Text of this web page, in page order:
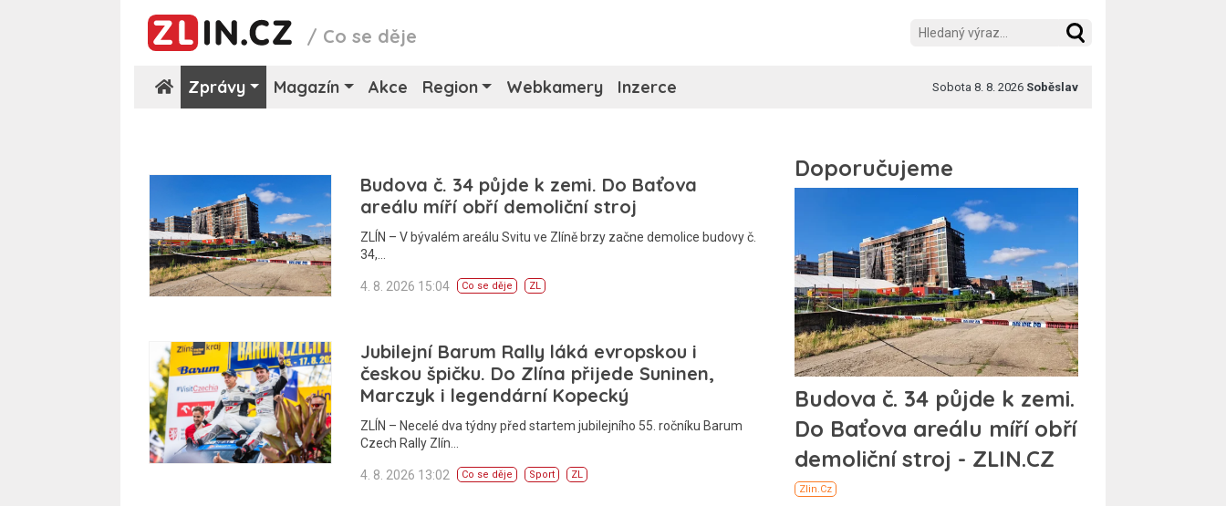
/ Co se děje
Zprávy Magazín Akce Region Webkamery Inzerce Sobota 8. 8. 2026 Soběslav
Budova č. 34 půjde k zemi. Do Baťova
areálu míří obří demoliční stroj
ZLÍN – V bývalém areálu Svitu ve Zlíně brzy začne demolice budovy č.
34,…
4. 8. 2026 15:04 Co se děje ZL
Jubilejní Barum Rally láká evropskou i
českou špičku. Do Zlína přijede Suninen,
Marczyk i legendární Kopecký
ZLÍN – Necelé dva týdny před startem jubilejního 55. ročníku Barum
Czech Rally Zlín…
4. 8. 2026 13:02 Co se děje Sport ZL